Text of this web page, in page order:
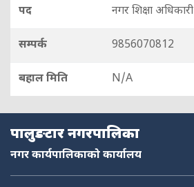
पद नगर शिक्षा अधिकारी
सम्पर्क 9856070812
बहाल मिति N/A
पालुङटार नगरपालिका
नगर कार्यपालिकाको कार्यालय